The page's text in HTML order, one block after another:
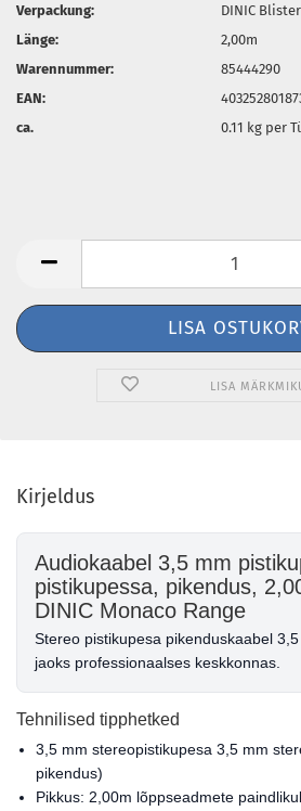
Verpackung:
DINIC Blister
Länge:
2,00m
Warennummer:
85444290
EAN:
ca.
0.11 kg per
LISA
Kirjeldus
Audiokaabel 3,5 mm
pistikupessa, pikendus,
DINIC Monaco Range
Stereo pistikupesa pikenduskaabel
jaoks professionaalses keskkonnas.
Tehnilised tipphetked
3,5 mm stereopistikupesa 3,5 mm
pikendus)
Pikkus: 2,00m lõppseadmete